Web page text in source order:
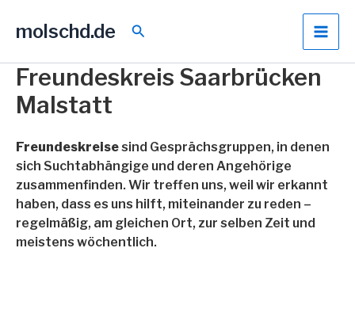
Inhaltmolschd.de Suchen
Freundeskreis Saarbrücken
Malstatt
Freundeskreisesind Gesprächsgruppen, in denen
sich Suchtabhängige und deren Angehörige
zusammenfinden. Wir treffen uns, weil wir erkannt
haben, dass es uns hilft, miteinander zu reden –
regelmäßig, am gleichen Ort, zur selben Zeit und
meistens wöchentlich.